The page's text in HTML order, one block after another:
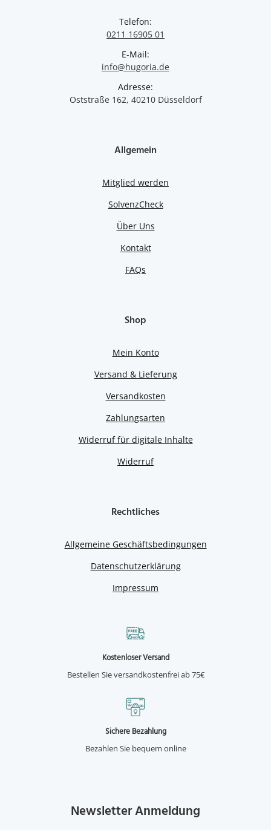
Telefon:
0211 16905 01
E-Mail:
info@hugoria.de
Adresse:
Oststraße 162, 40210 Düsseldorf
Allgemein
Mitglied werden
SolvenzCheck
Über Uns
Kontakt
FAQs
Shop
Mein Konto
Versand & Lieferung
Versandkosten
Zahlungsarten
Widerruf für digitale Inhalte
Widerruf
Rechtliches
Allgemeine Geschäftsbedingungen
Datenschutzerklärung
Impressum
Kostenloser Versand
Bestellen Sie versandkostenfrei ab 75€
Sichere Bezahlung
Bezahlen Sie bequem online
Newsletter Anmeldung